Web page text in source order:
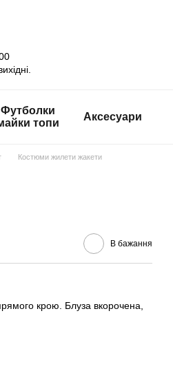
Футболки
топи
Аксесуари
Костюми жилети жакети
В бажання
крою. Блуза вкорочена,